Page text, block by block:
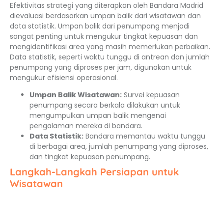
Efektivitas strategi yang diterapkan oleh Bandara Madrid
dievaluasi berdasarkan umpan balik dari wisatawan dan
data statistik. Umpan balik dari penumpang menjadi
sangat penting untuk mengukur tingkat kepuasan dan
mengidentifikasi area yang masih memerlukan perbaikan.
Data statistik, seperti waktu tunggu di antrean dan jumlah
penumpang yang diproses per jam, digunakan untuk
mengukur efisiensi operasional.
Umpan Balik Wisatawan: Survei kepuasan
penumpang secara berkala dilakukan untuk
mengumpulkan umpan balik mengenai
pengalaman mereka di bandara.
Data Statistik: Bandara memantau waktu tunggu
di berbagai area, jumlah penumpang yang diproses,
dan tingkat kepuasan penumpang.
Langkah-Langkah Persiapan untuk
Wisatawan